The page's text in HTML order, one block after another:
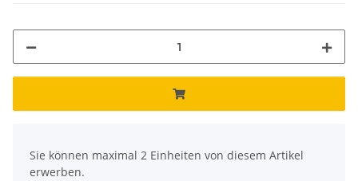
Sie können maximal 2 Einheiten von diesem Artikel
erwerben.